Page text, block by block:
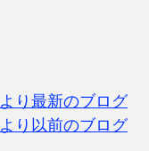
より最新のブログ
より以前のブログ